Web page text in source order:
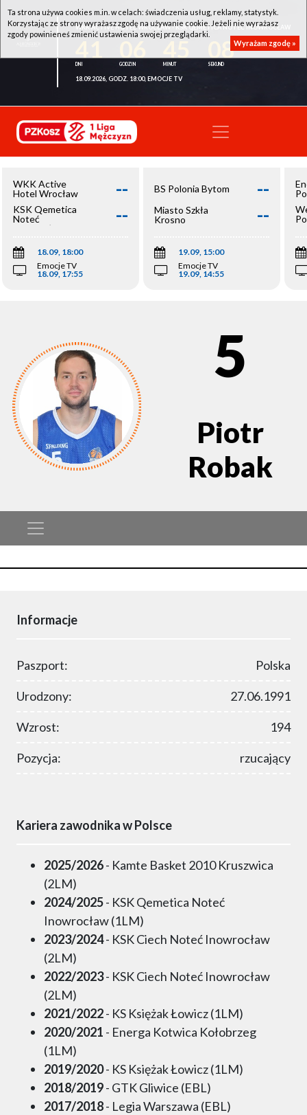
WKK ACTIVE HOTEL WROCŁAW - KSK QEMETICA NOTEĆ INOWROCŁAW
08
18.09.2026, GODZ. 18:00, EMOCJE TV
WKK Active
Hotel Wrocław
--
KSK Qemetica
Noteć
Inowrocław
--
18.09, 18:00
Emocje TV
18.09, 17:55
BS Polonia Bytom --
Miasto Szkła
Krosno
--
19.09, 15:00
Emocje TV
19.09, 14:55
5
Piotr
Robak
Informacje
Paszport: Polska
Urodzony: 27.06.1991
Wzrost: 194
Pozycja: rzucający
Kariera zawodnika w Polsce
2025/2026- Kamte Basket 2010 Kruszwica
(2LM)
2024/2025- KSK Qemetica Noteć
Inowrocław (1LM)
2023/2024- KSK Ciech Noteć Inowrocław
(2LM)
2022/2023- KSK Ciech Noteć Inowrocław
(2LM)
2021/2022- KS Księżak Łowicz (1LM)
2020/2021 - Energa Kotwica Kołobrzeg
(1LM)
2019/2020- KS Księżak Łowicz (1LM)
2018/2019- GTK Gliwice (EBL)
2017/2018- Legia Warszawa (EBL)
Ta strona używa cookies m.in. w celach: świadczenia usług, reklamy, statystyk.
Korzystając ze strony wyrażasz zgodę na używanie cookie. Jeżeli nie wyrażasz
zgody powinieneś zmienić ustawienia swojej przeglądarki.
Wyrażam zgodę »